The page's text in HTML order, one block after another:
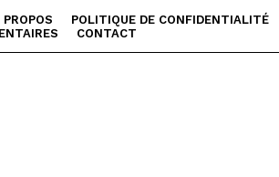
PROPOS
POLITIQUE DE CONFIDENTIALITÉ
CONTACT